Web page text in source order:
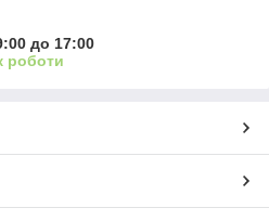
до 17:00
роботи